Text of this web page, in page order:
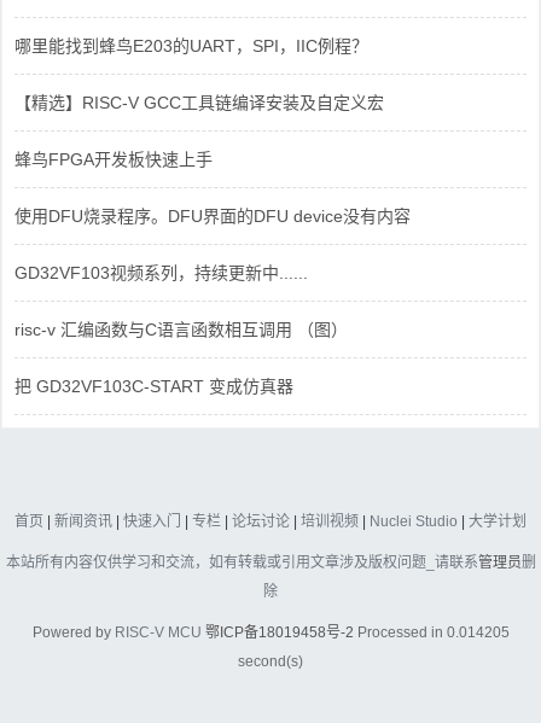
哪里能找到蜂鸟E203的UART，SPI，IIC例程？
【精选】RISC-V GCC工具链编译安装及自定义宏
蜂鸟FPGA开发板快速上手
使用DFU烧录程序。DFU界面的DFU device没有内容
GD32VF103视频系列，持续更新中......
risc-v 汇编函数与C语言函数相互调用 （图）
把 GD32VF103C-START 变成仿真器
首页 | 新闻资讯 | 快速入门 | 专栏 | 论坛讨论 | 培训视频 | Nuclei Studio | 大学计划
本站所有内容仅供学习和交流，如有转载或引用文章涉及版权问题_请联系管理员删
除
Powered by RISC-V MCU 鄂ICP备18019458号-2 Processed in 0.014205
second(s)